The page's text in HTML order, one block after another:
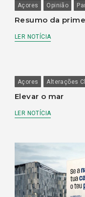
Açores Opinião
Resumo da
LER NOTÍCIA
Açores Alterações
Elevar o mar
LER NOTÍCIA